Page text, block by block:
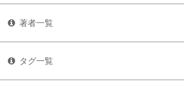
著者一覧
タグ一覧